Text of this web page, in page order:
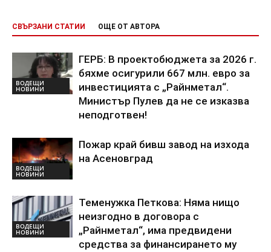
СВЪРЗАНИ СТАТИИ ОЩЕ ОТ АВТОРА
ВОДЕЩИ
НОВИНИ
ГЕРБ: В проектобюджета за 2026 г.
бяхме осигурили 667 млн. евро за
инвестицията с „Райнметал“.
Министър Пулев да не се изказва
неподготвен!
ВОДЕЩИ
НОВИНИ
Пожар край бивш завод на изхода
на Асеновград
ВОДЕЩИ
НОВИНИ
Теменужка Петкова: Няма нищо
неизгодно в договора с
„Райнметал“, има предвидени
средства за финансирането му